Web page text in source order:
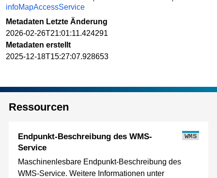
infoMapAccessService
Metadaten Letzte Änderung
2026-02-26T21:01:11.424291
Metadaten erstellt
2025-12-18T15:27:07.928653
Ressourcen
Endpunkt-Beschreibung des WMS-
Service
WMS
Maschinenlesbare Endpunkt-Beschreibung des
WMS-Service. Weitere Informationen unter